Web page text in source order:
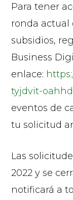
Para tener
ronda
subsidios,
Business
enlace:
tyjdvit-
eventos de
tu solicitud
Las
2022 y se
notificará a